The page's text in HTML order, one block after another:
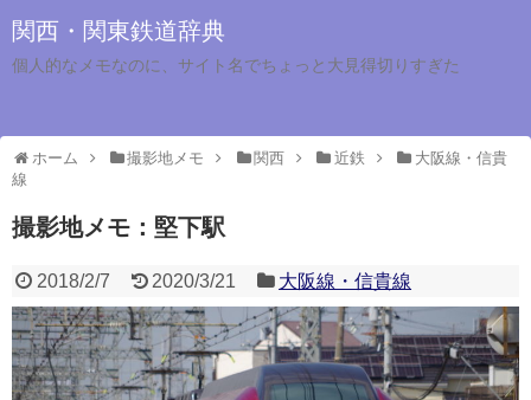
関西・関東鉄道辞典
個人的なメモなのに、サイト名でちょっと大見得切りすぎた
ホーム 撮影地メモ 関西 近鉄
大阪線・信貴
線
撮影地メモ：堅下駅
2018/2/7 2020/3/21 大阪線・信貴線